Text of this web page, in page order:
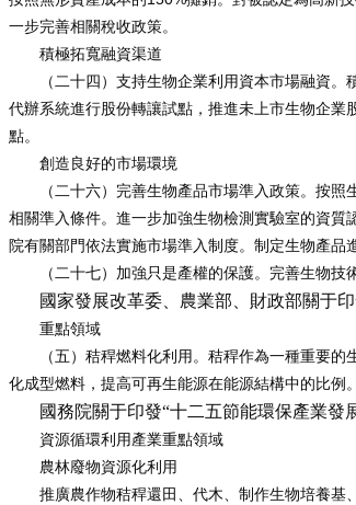
一步完善相關稅收政策。
積極拓寬融資渠道
（二十四）支持生物企業利用資本市場融資
代辦系統進行股份轉讓試點，推進未上市生物企
點。
創造良好的市場環境
（二十六）完善生物產品市場準入政策。按
相關準入條件。進一步加強生物檢測實驗室的資
院有關部門依法實施市場準入制度。制定生物產品
（二十七）加強只是產權的保護。完善生物
國家發展改革委、農業部、財政部關于
重點領域
（五）秸稈燃料化利用。秸稈作為一種重要的
化成型燃料，提高可再生能源在能源結構中的比例。
國務院關于印發“十二五節能環保產業發
資源循環利用產業重點領域
農林廢物資源化利用
推廣農作物秸稈還田、代木、制作生物培養基